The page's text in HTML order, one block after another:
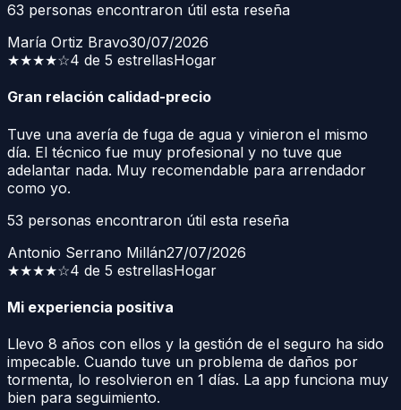
63 personas encontraron útil esta reseña
María Ortiz Bravo30/07/2026
★★★★☆4 de 5 estrellasHogar
Gran relación calidad-precio
Tuve una avería de fuga de agua y vinieron el mismo
día. El técnico fue muy profesional y no tuve que
adelantar nada. Muy recomendable para arrendador
como yo.
53 personas encontraron útil esta reseña
Antonio Serrano Millán27/07/2026
★★★★☆4 de 5 estrellasHogar
Mi experiencia positiva
Llevo 8 años con ellos y la gestión de el seguro ha sido
impecable. Cuando tuve un problema de daños por
tormenta, lo resolvieron en 1 días. La app funciona muy
bien para seguimiento.